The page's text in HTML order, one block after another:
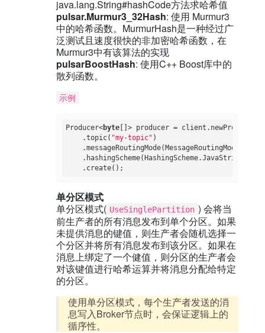
java.lang.String#hashCode方法求哈希值
pulsar.Murmur3_32Hash: 使用 Murmur3
中的哈希函数。MurmurHash是一种经过广
泛测试且速度很快的非加密哈希函数，在
Murmur3中有该算法的实现
pulsarBoostHash: 使用C++ Boost库中的
散列函数。
示例
Producer<byte[]> producer = client.newProducer()
    .topic(
"my-topic" )
单分区模式
单分区模式( UseSinglePartition ) 会将当
前生产者的所有消息发布到单个分区。如果
未提供消息的键值，则生产者会随机选择一
个分区并将所有消息发布到该分区。如果在
消息上绑定了一个健值，则分区的生产者会
对该键值进行哈希运算并将消息分配给特定
的分区。
使用单分区模式，每个生产者发送的消
息写入Broker节点时，会保证逻辑上的
循序性。